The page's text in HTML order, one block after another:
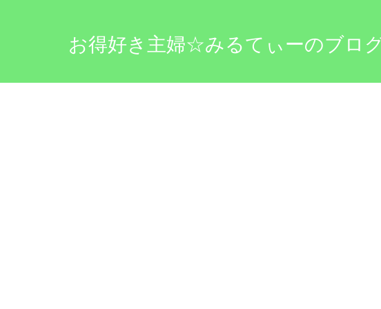
お得好き主婦☆みるてぃーのブロ